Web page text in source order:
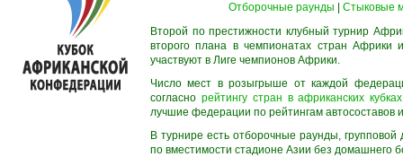
Отборочные раунды
Стыковые
Второй по престижности клубный турнир
второго плана в чемпионатах стран Африки
участвуют в Лиге чемпионов Африки.
Число мест в розыгрыше от каждой
согласно рейтингу стран в африканских кубках
лучшие федерации по рейтингам автосоставов
В турнире есть отборочные раунды,
по вместимости стадионе Азии без домашнего